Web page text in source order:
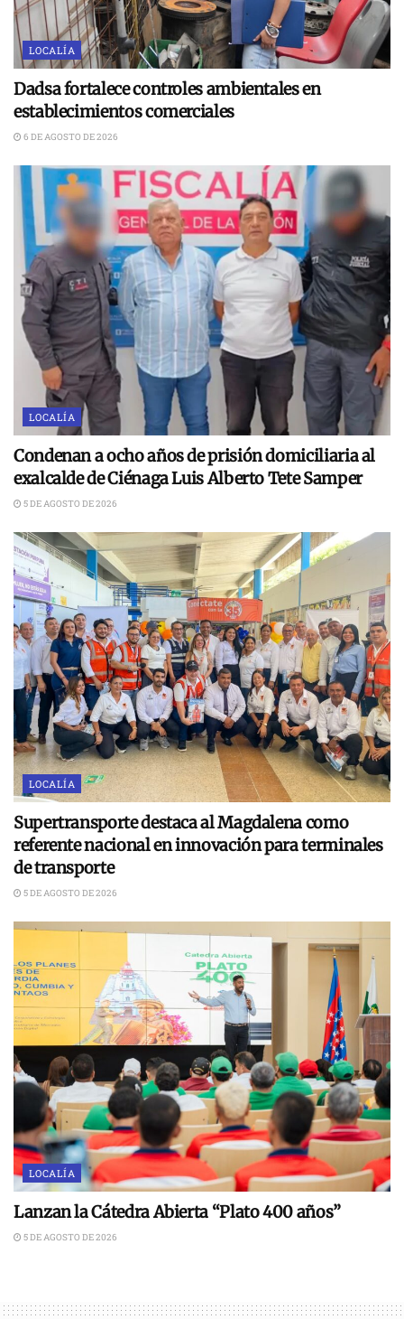
LOCALÍA
Dadsa fortalece controles ambientales en
establecimientos comerciales
6 DE AGOSTO DE 2026
LOCALÍA
Condenan a ocho años de prisión domiciliaria al
exalcalde de Ciénaga Luis Alberto Tete Samper
5 DE AGOSTO DE 2026
LOCALÍA
Supertransporte destaca al Magdalena como
referente nacional en innovación para terminales
de transporte
5 DE AGOSTO DE 2026
LOCALÍA
Lanzan la Cátedra Abierta “Plato 400 años”
5 DE AGOSTO DE 2026